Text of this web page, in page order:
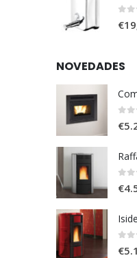
€
NOVEDADES
€
€
€